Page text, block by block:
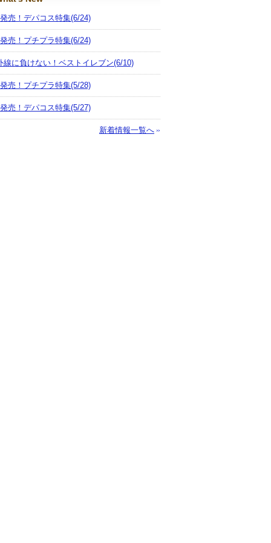
売！デパコス特集(6/24)
売！プチプラ特集(6/24)
線に負けない！ベストイレブン(6/10)
売！プチプラ特集(5/28)
売！デパコス特集(5/27)
新着情報一覧へ